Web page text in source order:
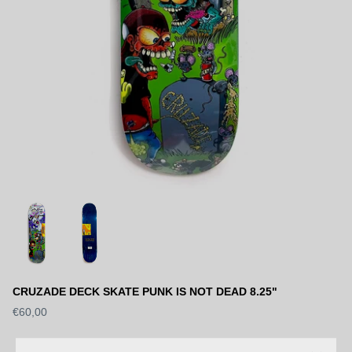
DECK SLICK
WORLD INDUSTRIES DECK
SANTA
CRUZADE DECK SKATE PUNK IS NOT DEAD 8.25"
€60,00